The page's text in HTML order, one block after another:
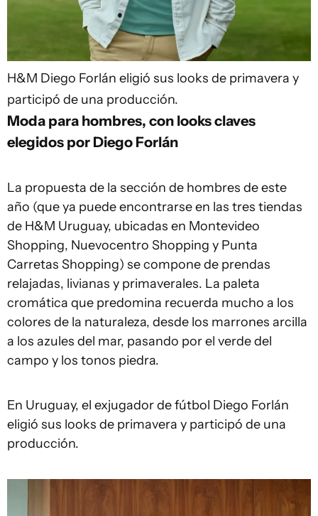
H&M Diego Forlán eligió sus looks de primavera y
participó de una producción.
Moda para hombres, con looks claves
elegidos por Diego Forlán
La propuesta de la sección de hombres de este
año (que ya puede encontrarse en las tres tiendas
de H&M Uruguay, ubicadas en Montevideo
Shopping, Nuevocentro Shopping y Punta
Carretas Shopping) se compone de prendas
relajadas, livianas y primaverales. La paleta
cromática que predomina recuerda mucho a los
colores de la naturaleza, desde los marrones arcilla
a los azules del mar, pasando por el verde del
campo y los tonos piedra.
En Uruguay, el exjugador de fútbol Diego Forlán
eligió sus looks de primavera y participó de una
producción.